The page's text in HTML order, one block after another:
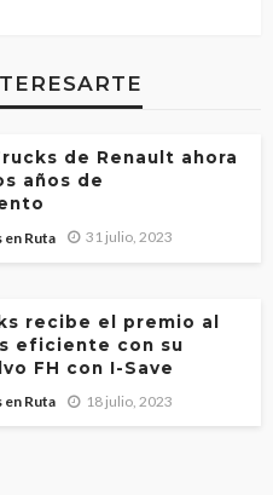
de Renault ahora
años de
en Ruta 31 julio, 2023
recibe el premio al
eficiente con su
FH con I-Save
en Ruta 18 julio, 2023